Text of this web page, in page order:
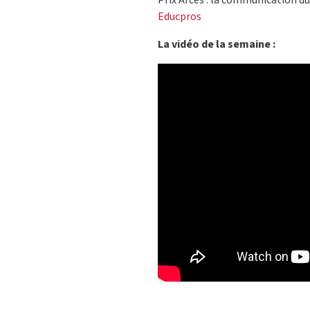
Educpros
La vidéo de la semaine :